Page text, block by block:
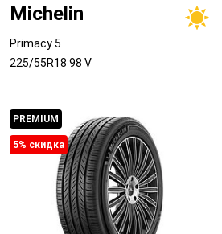
Michelin
Primacy 5
225/55R18 98 V
PREMIUM
5% cкидка